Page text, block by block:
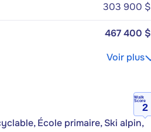
303 900 $
467 400 $
Voir plus
Walk
Score
2
École primaire, Ski alpin,